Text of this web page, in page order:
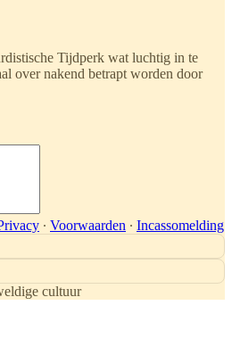
Tijdperk wat luchtig in te
over nakend betrapt worden door
∙ Voorwaarden ∙ Incassomelding
cultuur